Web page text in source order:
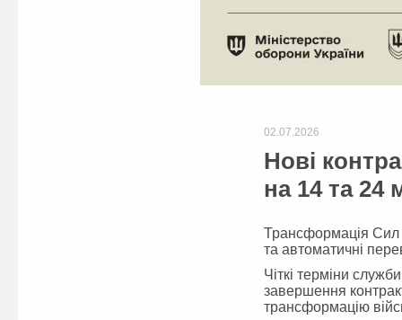
02.07.2026
Нові
на 14 та 24
Трансформація Сил
та автоматичні
Чіткі терміни
завершення
трансформацію